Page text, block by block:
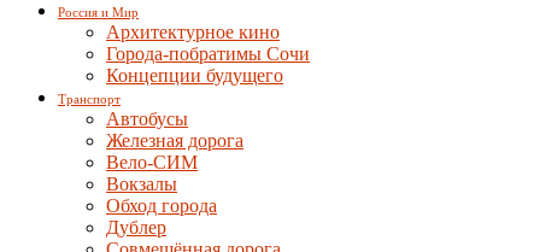
Россия и Мир
Архитектурное кино
Города-побратимы Сочи
Концепции будущего
Транспорт
Автобусы
Железная дорога
Вело-СИМ
Вокзалы
Обход города
Дублер